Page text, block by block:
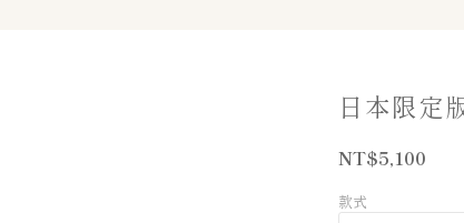
日本限定
NT$5,100
款式